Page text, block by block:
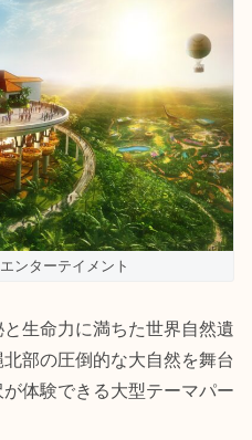
ンターテイメント
生命力に満ちた世界自然遺
部の圧倒的な大自然を舞台
体験できる大型テーマパー